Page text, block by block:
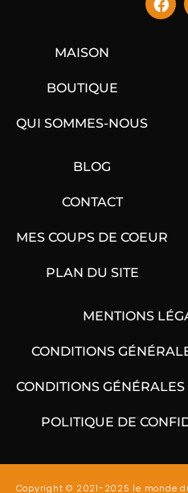
MAISON
BOUTIQUE
QUI SOMMES-NOUS
BLOG
CONTACT
MES COUPS DE COEUR
PLAN DU SITE
MENTIONS
CONDITIONS
CONDITIONS GÉNÉRALES
POLITIQUE DE
Copyright © 2021-2025 le monde